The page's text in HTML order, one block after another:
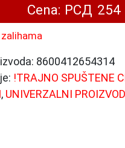
Cena: РСД 254
8600412654314
!TRAJNO SPUŠTENE
, UNIVERZALNI